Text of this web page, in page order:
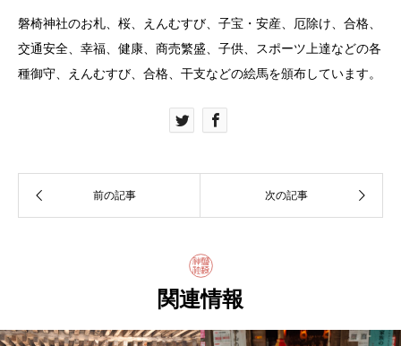
磐椅神社のお札、桜、えんむすび、子宝・安産、厄除け、合格、
交通安全、幸福、健康、商売繁盛、子供、スポーツ上達などの各
種御守、えんむすび、合格、干支などの絵馬を頒布しています。
関連情報